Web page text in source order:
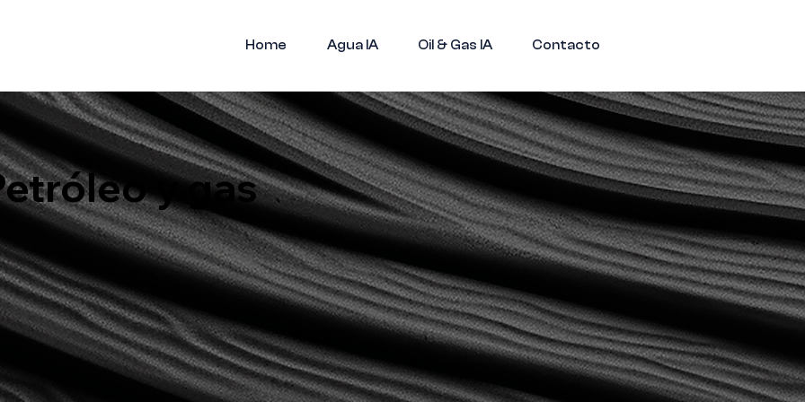
Home Agua IA Oil & Gas IA Contacto
y gas